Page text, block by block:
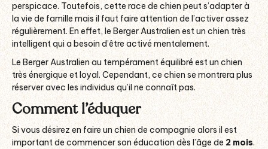
perspicace. Toutefois, cette race de chien peut s’adapter à
la vie de famille mais il faut faire attention de l’activer assez
régulièrement. En effet, le Berger Australien est un chien très
intelligent qui a besoin d’être activé mentalement.
Le Berger Australien au tempérament équilibré est un chien
très énergique et loyal. Cependant, ce chien se montrera plus
réserver avec les individus qu’il ne connaît pas.
Comment l’éduquer
Si vous désirez en faire un chien de compagnie alors il est
important de commencer son éducation dès l’âge de 2 mois.